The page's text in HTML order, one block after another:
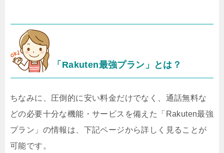
「Rakuten最強プラン」とは？
ちなみに、圧倒的に安い料金だけでなく、通話無料な
どの必要十分な機能・サービスを備えた「Rakuten最強
プラン」の情報は、下記ページから詳しく見ることが
可能です。